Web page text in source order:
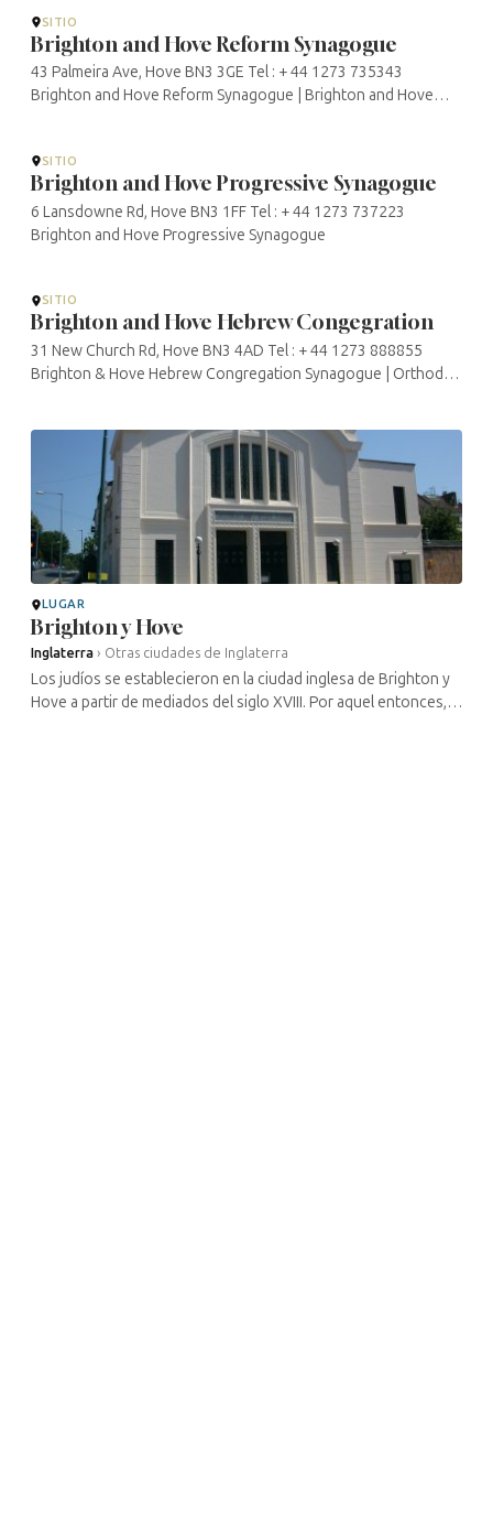
SITIO
Brighton and Hove Reform Synagogue
43 Palmeira Ave, Hove BN3 3GE Tel : + 44 1273 735343
Brighton and Hove Reform Synagogue | Brighton and Hove
SITIO
Brighton and Hove Progressive Synagogue
6 Lansdowne Rd, Hove BN3 1FF Tel : + 44 1273 737223
Brighton and Hove Progressive Synagogue
SITIO
Brighton and Hove Hebrew Congegration
31 New Church Rd, Hove BN3 4AD Tel : + 44 1273 888855
Brighton & Hove Hebrew Congregation Synagogue | Orthodox
LUGAR
Brighton y Hove
Inglaterra › Otras ciudades de Inglaterra
Los judíos se establecieron en la ciudad inglesa de Brighton y
Hove a partir de mediados del siglo XVIII. Por aquel entonces, la